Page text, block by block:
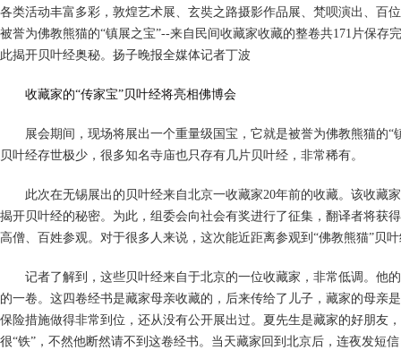
各类活动丰富多彩，敦煌艺术展、玄奘之路摄影作品展、梵呗演出、百
被誉为佛教熊猫的“镇展之宝”--来自民间收藏家收藏的整卷共171片保
此揭开贝叶经奥秘。扬子晚报全媒体记者丁波
收藏家的“传家宝”贝叶经将亮相佛博会
展会期间，现场将展出一个重量级国宝，它就是被誉为佛教熊猫的“
贝叶经存世极少，很多知名寺庙也只存有几片贝叶经，非常稀有。
此次在无锡展出的贝叶经来自北京一收藏家20年前的收藏。该收藏
揭开贝叶经的秘密。为此，组委会向社会有奖进行了征集，翻译者将获
高僧、百姓参观。对于很多人来说，这次能近距离参观到“佛教熊猫”贝
记者了解到，这些贝叶经来自于北京的一位收藏家，非常低调。他
的一卷。这四卷经书是藏家母亲收藏的，后来传给了儿子，藏家的母亲
保险措施做得非常到位，还从没有公开展出过。夏先生是藏家的好朋友
很“铁”，不然他断然请不到这卷经书。当天藏家回到北京后，连夜发短